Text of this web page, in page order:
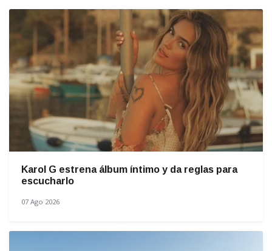
Karol G estrena álbum íntimo y da reglas para
escucharlo
07 Ago 2026